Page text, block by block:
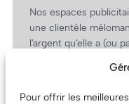
Pour offrir les
Nos espaces
une clientèle
l’argent qu’elle a (ou
revient.